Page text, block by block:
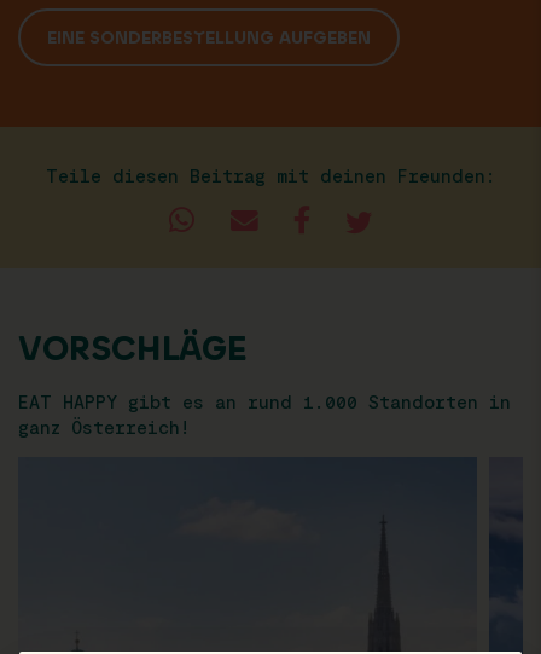
EINE SONDERBESTELLUNG AUFGEBEN
Teile diesen Beitrag mit deinen Freunden:
VORSCHLÄGE
EAT HAPPY gibt es an rund 1.000 Standorten in
ganz Österreich!